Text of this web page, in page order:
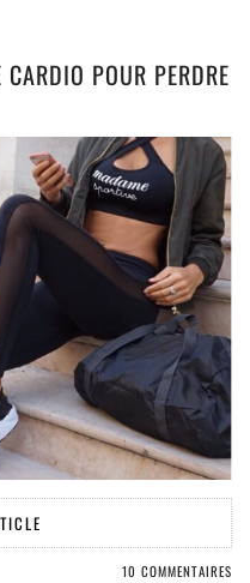
POUR PERDRE
10 COMMENTAIRES